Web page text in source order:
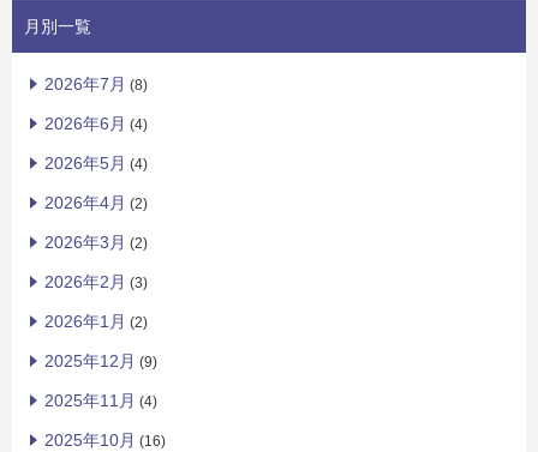
月別一覧
2026年7月 (8)
2026年6月 (4)
2026年5月 (4)
2026年4月 (2)
2026年3月 (2)
2026年2月 (3)
2026年1月 (2)
2025年12月 (9)
2025年11月 (4)
2025年10月 (16)